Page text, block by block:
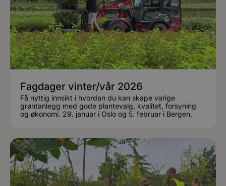
Fagdager vinter/vår 2026
Få nyttig innsikt i hvordan du kan skape varige
grøntanlegg med gode plantevalg, kvalitet, forsyning
og økonomi. 29. januar i Oslo og 5. februar i Bergen.